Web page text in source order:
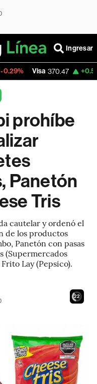
Ingresar
+0.52%
prohíbe
Panetón
Tris
cautelar y ordenó el
de los productos
Panetón con pasas
(Supermercados
Lay (Pepsico).
21